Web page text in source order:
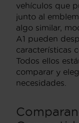
vehículos que
junto al
algo similar,
A1 pueden
características
Todos ellos
comparar y
necesidades.